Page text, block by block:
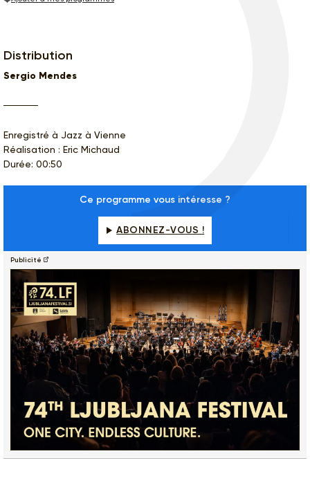
Distribution
Sergio Mendes
Enregistré à Jazz à Vienne
Réalisation : Eric Michaud
Durée: 00:50
Ce programme vous intéresse ?
ABONNEZ-VOUS !
Publicité